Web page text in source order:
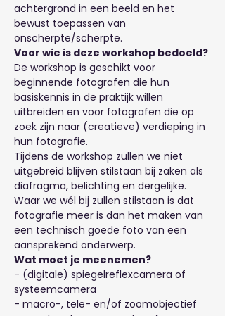
achtergrond in een beeld en het
bewust toepassen van
onscherpte/scherpte.
Voor wie is deze workshop bedoeld?
De workshop is geschikt voor
beginnende fotografen die hun
basiskennis in de praktijk willen
uitbreiden en voor fotografen die op
zoek zijn naar (creatieve) verdieping in
hun fotografie.
Tijdens de workshop zullen we niet
uitgebreid blijven stilstaan bij zaken als
diafragma, belichting en dergelijke.
Waar we wél bij zullen stilstaan is dat
fotografie meer is dan het maken van
een technisch goede foto van een
aansprekend onderwerp.
Wat moet je meenemen?
- (digitale) spiegelreflexcamera of
systeemcamera
- macro-, tele- en/of zoomobjectief